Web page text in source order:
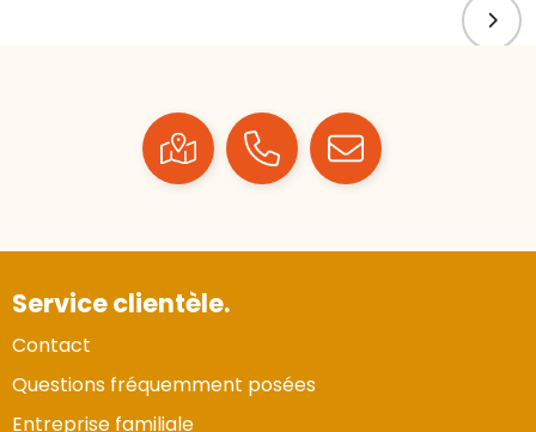
Service clientèle.
Contact
Questions fréquemment posées
Entreprise familiale